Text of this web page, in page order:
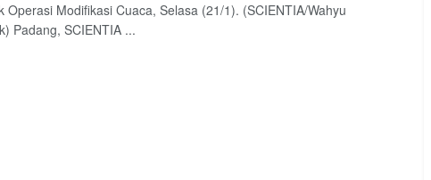
Operasi Modifikasi Cuaca, Selasa (21/1). (SCIENTIA/Wahyu
Padang, SCIENTIA ...